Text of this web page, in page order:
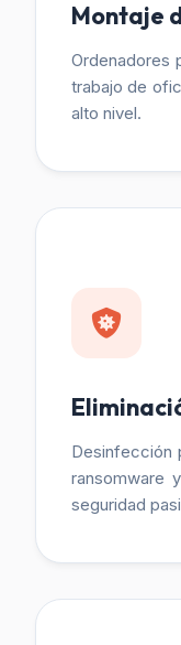
Montaje
Ordenadores
trabajo de
alto nivel.
Desinfección
ransomware
seguridad